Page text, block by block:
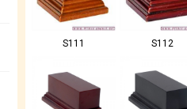
S111 S112